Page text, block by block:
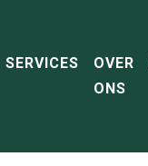
SERVICES
OVER
ONS